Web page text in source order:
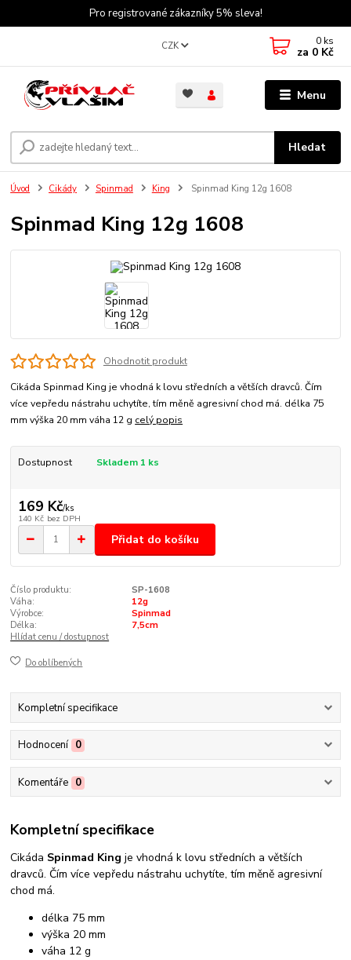
Pro registrované zákazníky 5% sleva!
Menu
CZK
Hledat
0 ks
za 0 Kč
Úvod Cikády Spinmad King Spinmad King 12g 1608
Spinmad King 12g 1608
Ohodnotit produkt
Cikáda Spinmad King je vhodná k lovu středních a větších dravců. Čím
více vepředu nástrahu uchytíte, tím měně agresivní chod má. délka 75
mm výška 20 mm váha 12 g celý popis
Dostupnost Skladem 1 ks
169 Kč/ks
140 Kč bez DPH
Přidat do košíku
Číslo produktu:
SP-1608
Váha:
12g
Výrobce:
Spinmad
Délka:
7,5cm
Hlídat cenu / dostupnost
Do oblíbených
Kompletní specifikace
Hodnocení 0
Komentáře 0
Kompletní specifikace
Cikáda Spinmad King je vhodná k lovu středních a větších
dravců. Čím více vepředu nástrahu uchytíte, tím měně agresivní
chod má.
délka 75 mm
výška 20 mm
váha 12 g